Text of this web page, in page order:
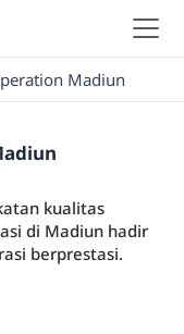
Madiun
kualitas
di Madiun hadir
berprestasi.